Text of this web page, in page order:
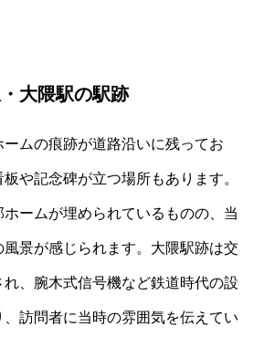
大隈駅の駅跡
ムの痕跡が道路沿いに残ってお
や記念碑が立つ場所もあります。
ームが埋められているものの、当
景が感じられます。大隈駅跡は交
、腕木式信号機など鉄道時代の設
訪問者に当時の雰囲気を伝えてい